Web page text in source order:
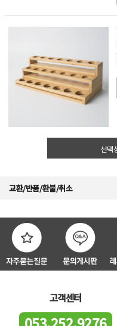
선택
교환/반품/환불/취소
고객센터